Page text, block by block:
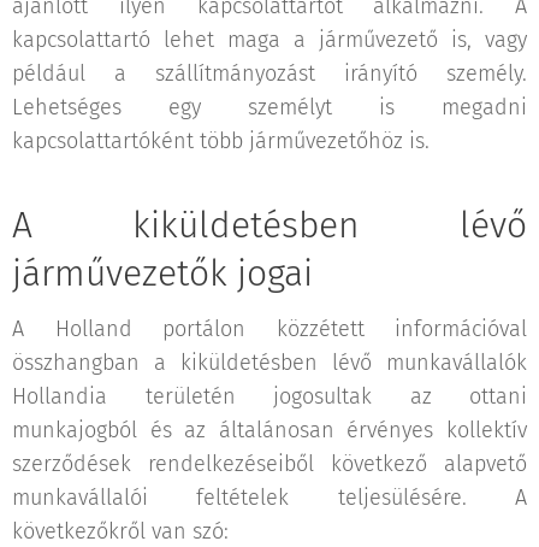
ajánlott ilyen kapcsolattartót alkalmazni. A
kapcsolattartó lehet maga a járművezető is, vagy
például a szállítmányozást irányító személy.
Lehetséges egy személyt is megadni
kapcsolattartóként több járművezetőhöz is.
A kiküldetésben lévő
járművezetők jogai
A Holland portálon közzétett információval
összhangban a kiküldetésben lévő munkavállalók
Hollandia területén jogosultak az ottani
munkajogból és az általánosan érvényes kollektív
szerződések rendelkezéseiből következő alapvető
munkavállalói feltételek teljesülésére. A
következőkről van szó: